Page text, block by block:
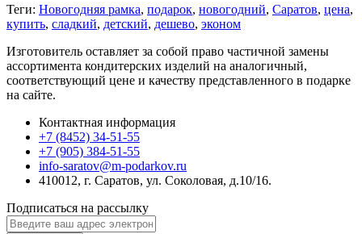
Теги: Новогодняя рамка, подарок, новогодний, Саратов, цена,
купить, сладкий, детский, дешево, эконом
Изготовитель оставляет за собой право частичной замены
ассортимента кондитерских изделий на аналогичный,
соответствующий цене и качеству представленного в подарке
на сайте.
Контактная информация
+7 (8452) 34-51-55
+7 (905) 384-51-55
info-saratov@m-podarkov.ru
410012, г. Саратов, ул. Соколовая, д.10/16.
Подписаться на рассылку